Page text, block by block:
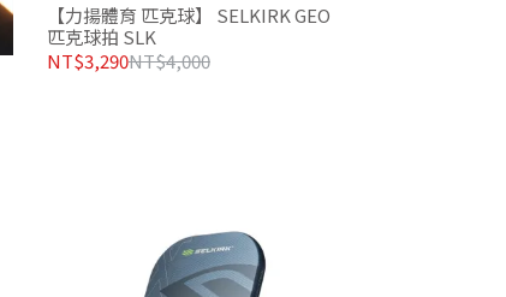
【力揚體育 匹克球】 SELKIRK GEO
匹克球拍 SLK
NT$3,290NT$4,000